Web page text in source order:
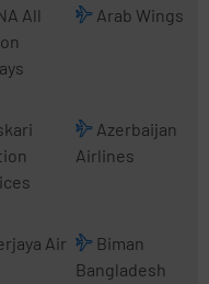
All
Arab Wings
Azerbaijan
Airlines
Air
Biman
Bangladesh